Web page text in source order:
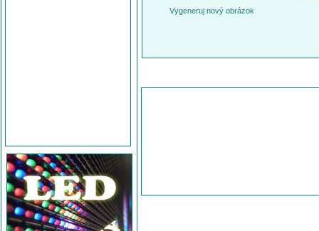
Vygeneruj nový obrázok